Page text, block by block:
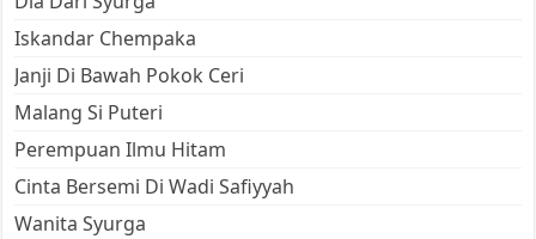
Iskandar Chempaka
Janji Di Bawah Pokok Ceri
Malang Si Puteri
Perempuan Ilmu Hitam
Cinta Bersemi Di Wadi Safiyyah
Wanita Syurga